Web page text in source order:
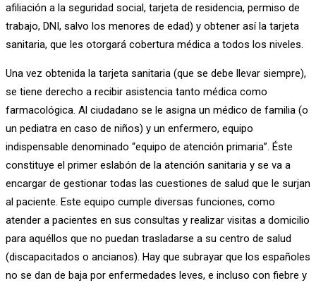
afiliación a la seguridad social, tarjeta de residencia, permiso de
trabajo, DNI, salvo los menores de edad) y obtener así la tarjeta
sanitaria, que les otorgará cobertura médica a todos los niveles.
Una vez obtenida la tarjeta sanitaria (que se debe llevar siempre),
se tiene derecho a recibir asistencia tanto médica como
farmacológica. Al ciudadano se le asigna un médico de familia (o
un pediatra en caso de niños) y un enfermero, equipo
indispensable denominado “equipo de atención primaria”. Éste
constituye el primer eslabón de la atención sanitaria y se va a
encargar de gestionar todas las cuestiones de salud que le surjan
al paciente. Este equipo cumple diversas funciones, como
atender a pacientes en sus consultas y realizar visitas a domicilio
para aquéllos que no puedan trasladarse a su centro de salud
(discapacitados o ancianos). Hay que subrayar que los españoles
no se dan de baja por enfermedades leves, e incluso con fiebre y